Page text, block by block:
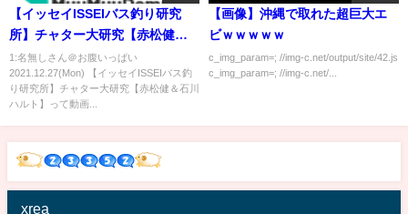
【イッセイISSEIバス釣り研究
所】チャター大研究【赤松健＆
石川ハルト】
1:名無しさん＠お腹いっぱい
2021.12.27(Mon) 【イッセイISSEIバス釣
り研究所】チャター大研究【赤松健＆石川
ハルト】って動画...
【画像】沖縄で取れた超巨大エ
ビｗｗｗｗｗ
c_img_param=; //img-c.net/output/site/42.js
c_img_param=; //img-c.net/...
xrea